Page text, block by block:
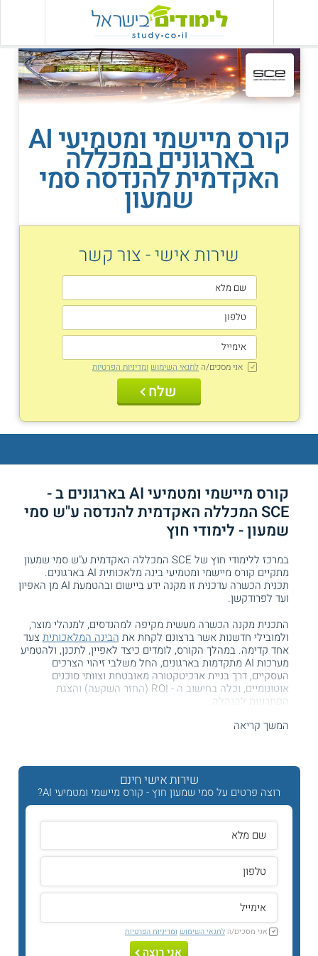
קורס מיישמי ומטמיעי AI בארגונים במכללה
האקדמית להנדסה סמי
שמעון
שירות אישי - צור קשר
אני מסכים/ה לתנאי השימוש ומדיניות הפרטיות
שלח
קורס מיישמי ומטמיעי AI בארגונים ב -
SCE המכללה האקדמית להנדסה ע"ש סמי
שמעון - לימודי חוץ
במרכז ללימודי חוץ של SCE המכללה האקדמית ע"ש סמי שמעון
מתקיים קורס מיישמי ומטמיעי בינה מלאכותית AI בארגונים.
תכנית הכשרה עדכנית זו מקנה ידע ביישום ובהטמעת AI מן האפיון
ועד לפרודקשן.
התכנית מקנה הכשרה מעשית מקיפה למהנדסים, למנהלי מוצר,
ולמובילי חדשנות אשר ברצונם לקחת את הבינה המלאכותית צעד
אחד קדימה. במהלך הקורס, לומדים כיצד לאפיין, לתכנן, ולהטמיע
מערכות AI מתקדמות בארגונים, החל משלבי זיהוי הצרכים
העסקיים, דרך בניית ארכיטקטורה מאובטחת וצוותי סוכנים
אוטונומיים, וכלה בחישוב ה - ROI (החזר השקעה) והצגת
הפתרונות להנהלה.
היכן מתקיים הקורס?
להנדסה ע"ש סמי שמעון.
מדוע כדאי להירשם לקורס?
הדרישה האמיתית בשוק:
כיום מומחים אשר יודעים לבנות מערכות
לדאטה הארגוני.
ארגז הכלים של 2026: בקורס לומדים לחבר
המשך קריאה
שירות אישי חינם
רוצה פרטים על סמי שמעון חוץ - קורס מיישמי ומטמיעי AI?
אני מסכים/הלתנאי השימוש ומדיניות הפרטיות
אני רוצה